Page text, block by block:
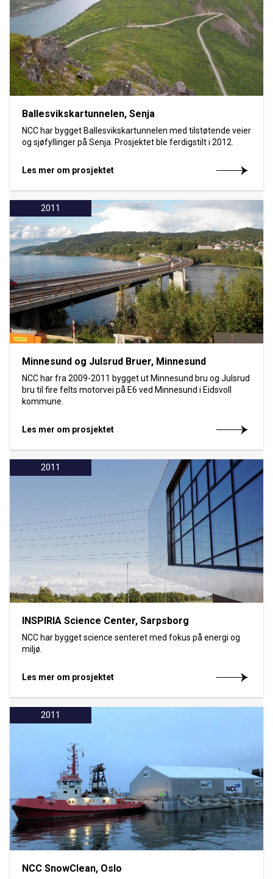
Ballesvikskartunnelen, Senja
NCC har bygget Ballesvikskartunnelen med tilstøtende veier
og sjøfyllinger på Senja. Prosjektet ble ferdigstilt i 2012.
Les mer om prosjektet
2011
Minnesund og Julsrud Bruer, Minnesund
NCC har fra 2009-2011 bygget ut Minnesund bru og Julsrud
bru til fire felts motorvei på E6 ved Minnesund i Eidsvoll
kommune.
Les mer om prosjektet
2011
INSPIRIA Science Center, Sarpsborg
NCC har bygget science senteret med fokus på energi og
miljø.
Les mer om prosjektet
2011
NCC SnowClean, Oslo